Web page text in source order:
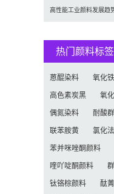
（2026-2034）：按类
高性能工业颜料发展趋
热门颜料标签
蒽醌染料 氧化
高色素炭黑 氧
偶氮染料 耐酸
联苯胺黄 氯化
苯并咪唑酮颜料
喹吖啶酮颜料
钛铬棕颜料 酞